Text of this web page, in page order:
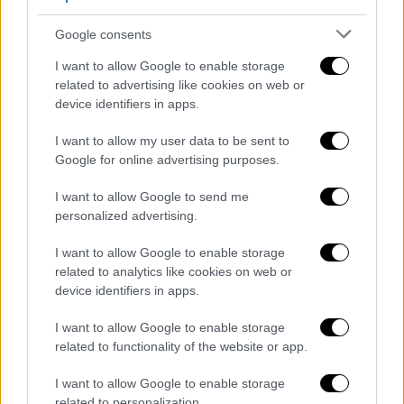
Google consents
I want to allow Google to enable storage
related to advertising like cookies on web or
device identifiers in apps.
I want to allow my user data to be sent to
Google for online advertising purposes.
I want to allow Google to send me
personalized advertising.
I want to allow Google to enable storage
related to analytics like cookies on web or
device identifiers in apps.
I want to allow Google to enable storage
related to functionality of the website or app.
I want to allow Google to enable storage
υποβολή της αιτήσεως, καθώς και για
ισχύουσα απόφαση συνολικού ποσοστού
αναπηρίας από 67% και άνω κατά την
περιγραφόμενη στο Άρθρο 5 διαδικασία.
Σημειώνεται ότι η επίκληση της ιδιότητας
ΑμεΑ είναι δυνατή άπαξ, είτε από το
αιτούμενο πρόσωπο ΑμεΑ είτε από
αιτούμενο με τέκνο ΑμεΑ, που πληρούν τις
οριζόμενες από το άρθρο 2 προϋποθέσεις
Σε περίπτωση δικαιούχου που πληροί
τις προϋποθέσεις περισσότερων της
μίας εκ των ως άνω κατηγοριών, η
αίτηση κατατάσσεται στην κατηγορία με
το μέγιστο ποσό επιδότησης.